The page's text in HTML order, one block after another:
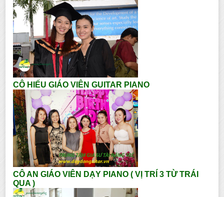
CÔ HIẾU GIÁO VIÊN GUITAR PIANO
CÔ AN GIÁO VIÊN DẠY PIANO ( VỊ TRÍ 3 TỪ TRÁI
QUA )